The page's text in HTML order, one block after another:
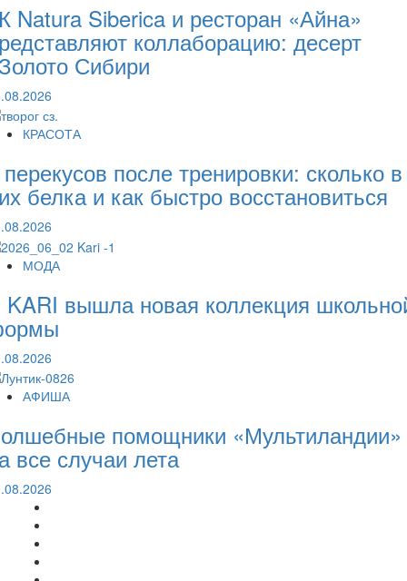
Natura Siberica и ресторан «Айна»
коллаборацию: десерт
Сибири
КРАСОТА
после тренировки: сколько в
белка и как быстро восстановиться
МОДА
вышла новая коллекция
АФИША
помощники «Мультиландии»
все случаи лета